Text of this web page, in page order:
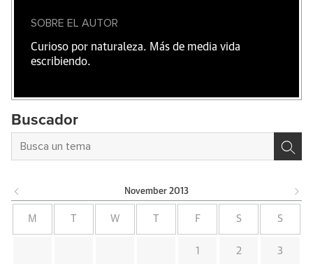
SOBRE EL AUTOR
Curioso por naturaleza. Más de media vida
escribiendo.
Buscador
November 2013
M W F S S
1 2 3